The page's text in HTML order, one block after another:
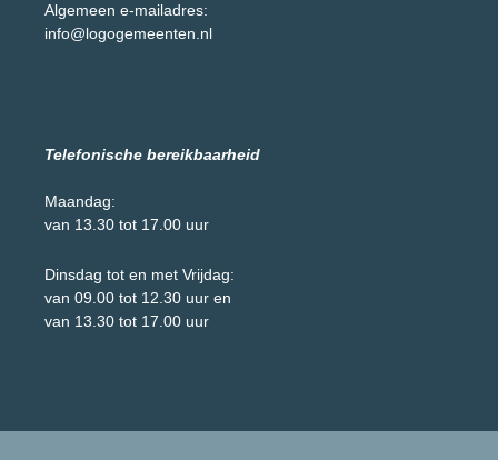
Algemeen e-mailadres:
info@logogemeenten.nl
Telefonische bereikbaarheid
Maandag:
van 13.30 tot 17.00 uur
Dinsdag tot en met Vrijdag:
van 09.00 tot 12.30 uur en
van 13.30 tot 17.00 uur